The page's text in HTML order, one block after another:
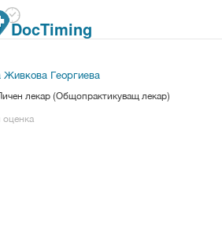
DocTiming
Живкова Георгиева
лекар (Общопрактикуващ лекар)
оценка